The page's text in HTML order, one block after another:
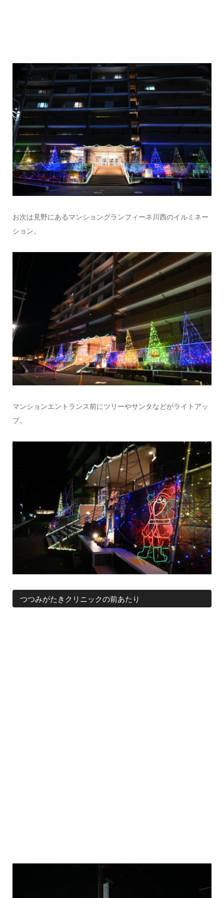
お次は見野にあるマンショングランフィーネ川西のイルミネー
ション。
マンションエントランス前にツリーやサンタなどがライトアッ
プ。
つつみがたきクリニックの前あたり